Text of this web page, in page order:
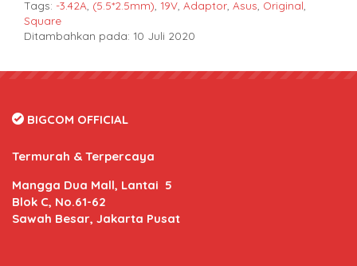
Tags: -3.42A (5.5*2.5mm) 19V Adaptor Asus Original
Square
Ditambahkan pada: 10 Juli 2020
BIGCOM OFFICIAL
Termurah & Terpercaya
Mangga Dua Mall, Lantai 5
Blok C, No.61-62
Sawah Besar, Jakarta Pusat